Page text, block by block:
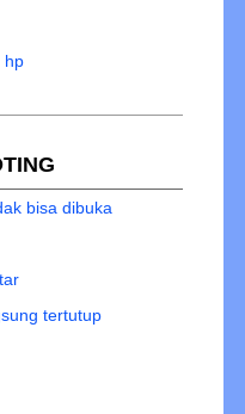
hp
bisa dibuka
tertutup